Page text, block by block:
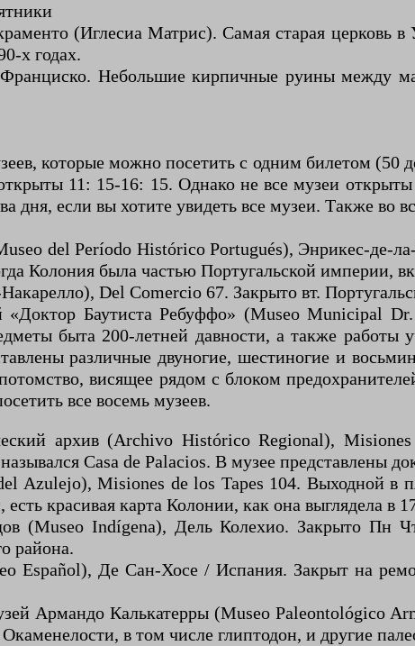
(Иглесиа Матрис). Самая старая церковь в
х годах.
Небольшие кирпичные руины между
которые можно посетить с одним билетом
11: 15-16: 15. Однако не все музеи
дня, если вы хотите увидеть все музеи. Также во
del Período Histórico Portugués), Энрикес-де-
Колония была частью Португальской империи,
Del Comercio 67. Закрыто вт.
Баутиста Ребуффо» (Museo Municipal
быта 200-летней давности, а также
различные двуногие, шестиногие и
висящее рядом с блоком
все восемь музеев.
архив (Archivo Histórico Regional),
Casa de Palacios. В музее представлены
Azulejo), Misiones de los Tapes 104. Выходной в
красивая карта Колонии, как она выглядела в
(Museo Indígena), Дель Колехио. Закрыто Пн
района.
Español), Де Сан-Хосе / Испания. Закрыт на
Армандо Калькатерры (Museo Paleontológico
в том числе глиптодон, и другие